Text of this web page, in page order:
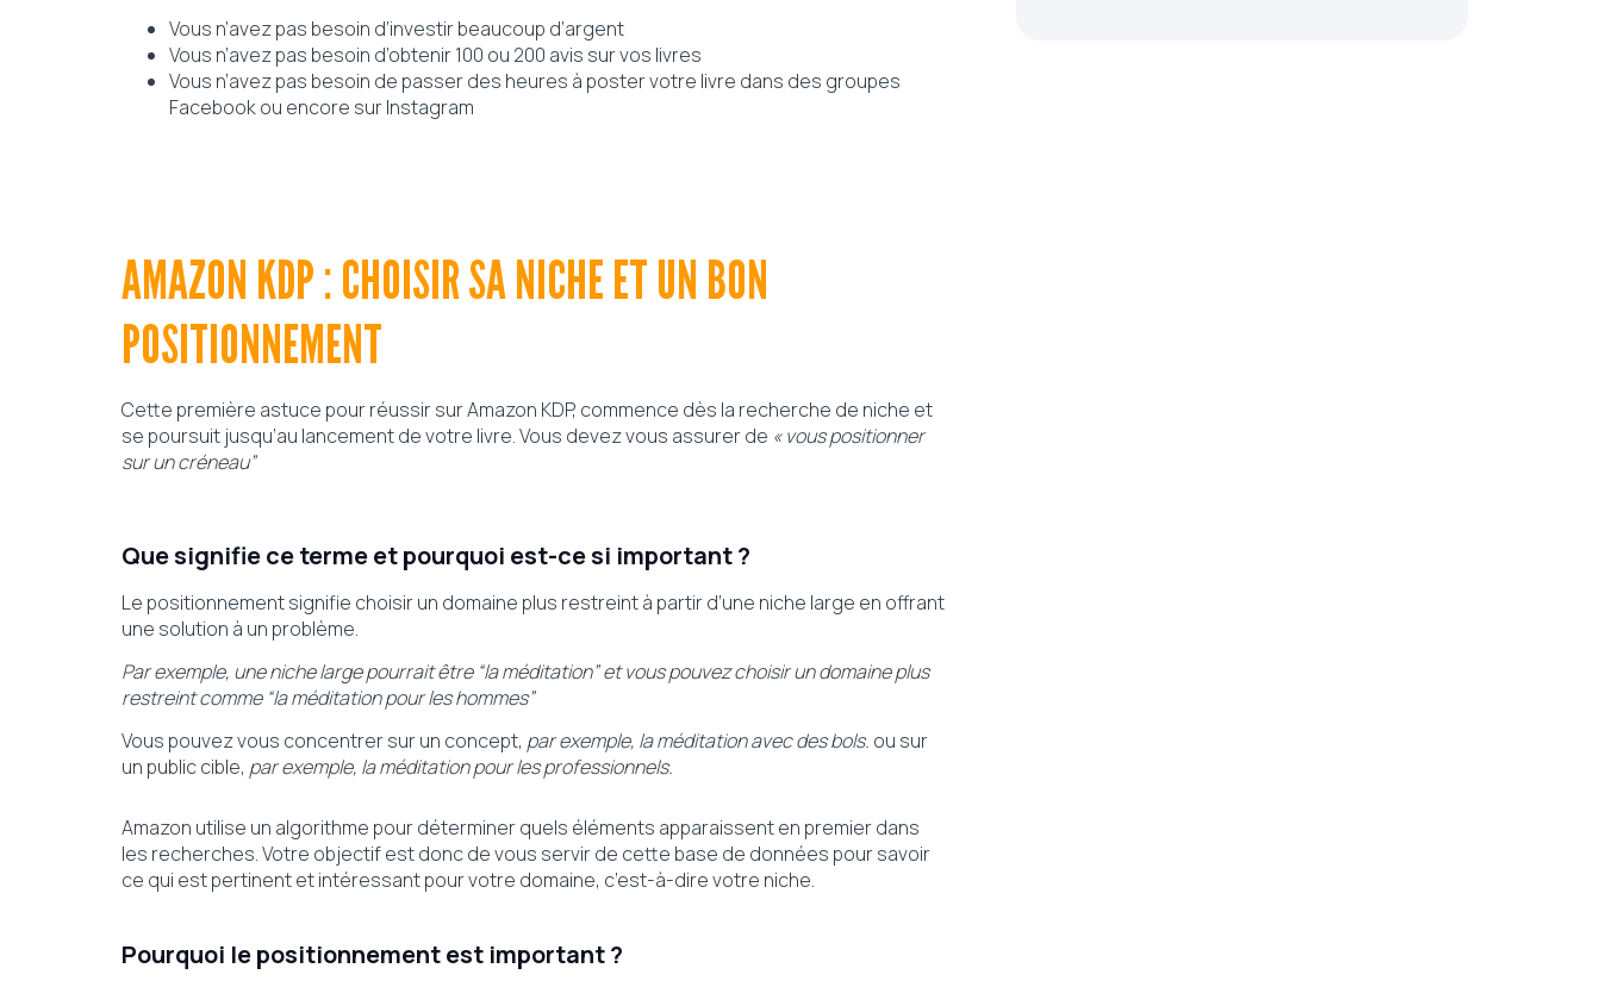
Vous n’avez pas besoin d’investir beaucoup d’argent
Vous n’avez pas besoin d’obtenir 100 ou 200 avis sur vos livres
Vous n’avez pas besoin de passer des heures à poster votre livre dans des groupes
Facebook ou encore sur Instagram
AMAZON KDP : CHOISIR SA NICHE ET UN BON
POSITIONNEMENT
Cette première astuce pour réussir sur Amazon KDP, commence dès la recherche de niche et
se poursuit jusqu’au lancement de votre livre. Vous devez vous assurer de « vous positionner
sur un créneau”
Que signifie ce terme et pourquoi est-ce si important ?
Le positionnement signifie choisir un domaine plus restreint à partir d’une niche large en offrant
une solution à un problème.
Par exemple, une niche large pourrait être “la méditation” et vous pouvez choisir un domaine plus
restreint comme “la méditation pour les hommes”
Vous pouvez vous concentrer sur un concept, par exemple, la méditation avec des bols. ou sur
un public cible, par exemple, la méditation pour les professionnels.
Amazon utilise un algorithme pour déterminer quels éléments apparaissent en premier dans
les recherches. Votre objectif est donc de vous servir de cette base de données pour savoir
ce qui est pertinent et intéressant pour votre domaine, c’est-à-dire votre niche.
Pourquoi le positionnement est important ?